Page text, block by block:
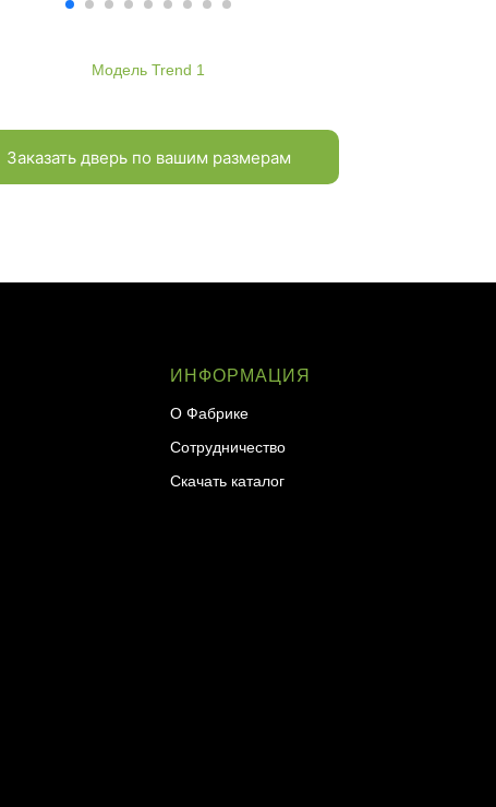
Модель Trend 1
Заказать дверь по вашим размерам
ИНФОРМАЦИЯ
О Фабрике
Сотрудничество
Скачать каталог